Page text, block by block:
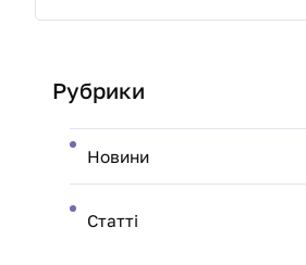
Рубрики
Новини
Статті